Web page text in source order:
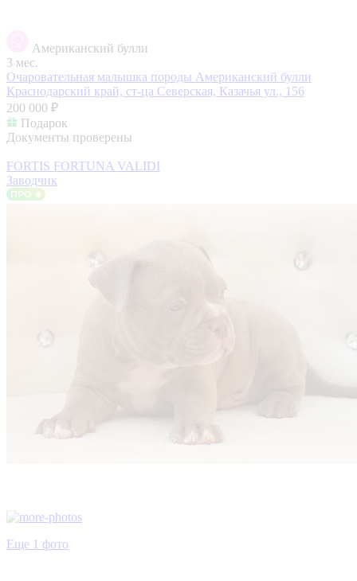
Американский булли
3 мес.
Очаровательная малышка породы Американский булли
Краснодарский край, ст-ца Северская, Казачья ул., 156
200 000 ₽
Подарок
Документы проверены
FORTIS FORTUNA VALIDI
Заводчик
Еще 1 фото